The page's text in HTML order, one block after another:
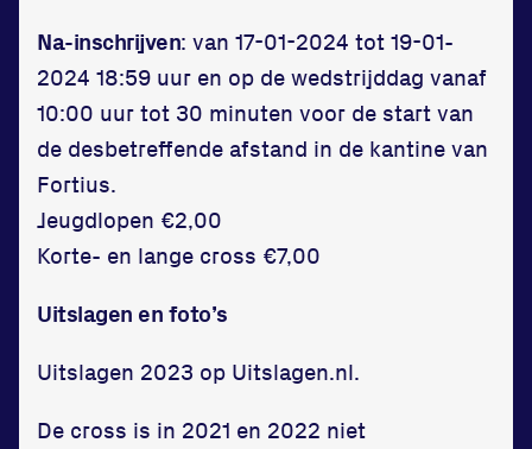
Na-inschrijven: van 17-01-2024 tot 19-01-
2024 18:59 uur en op de wedstrijddag vanaf
10:00 uur tot 30 minuten voor de start van
de desbetreffende afstand in de kantine van
Fortius.
Jeugdlopen €2,00
Korte- en lange cross €7,00
Uitslagen en foto’s
Uitslagen 2023 op Uitslagen.nl.
De cross is in 2021 en 2022 niet